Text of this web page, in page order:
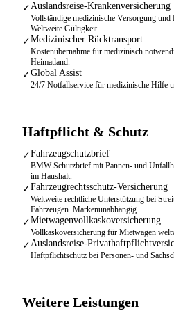
✓Auslandsreise-Krankenversicherung
Vollständige medizinische Versorgung
Weltweite Gültigkeit.
✓Medizinischer Rücktransport
Kostenübernahme für medizinisch
Heimatland.
✓Global Assist
24/7 Notfallservice für medizinische Hilfe
Haftpflicht & Schutz
✓Fahrzeugschutzbrief
BMW Schutzbrief mit Pannen- und
im Haushalt.
✓Fahrzeugrechtsschutz-Versicherung
Weltweite rechtliche Unterstützung bei
Fahrzeugen. Markenunabhängig.
✓Mietwagenvollkaskoversicherung
Vollkaskoversicherung für Mietwagen
✓Auslandsreise-
Haftpflichtschutz bei Personen- und
Weitere Leistungen